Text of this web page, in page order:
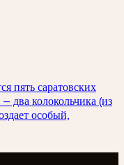
пять саратовских
два колокольчика (из
особый,